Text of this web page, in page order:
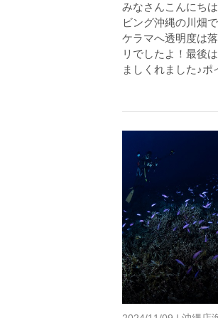
みなさんこんにち
ビング沖縄の川畑
ケラマへ透明度は
リでしたよ！最後
ましくれました♪ポ